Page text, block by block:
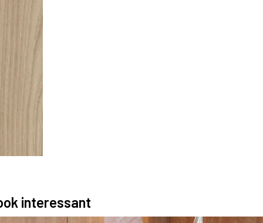
interessant